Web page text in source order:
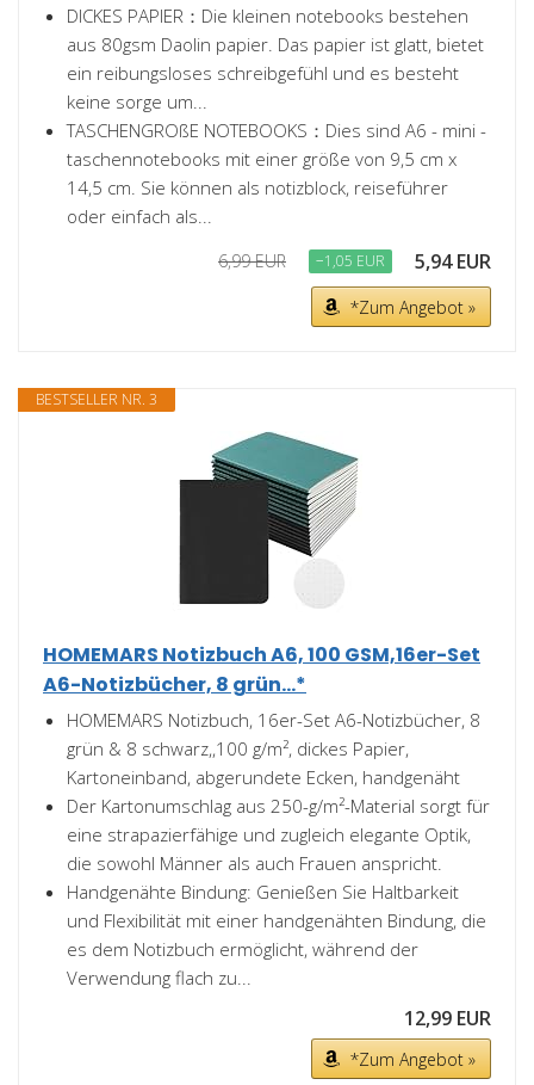
DICKES PAPIER：Die kleinen notebooks bestehen
aus 80gsm Daolin papier. Das papier ist glatt, bietet
ein reibungsloses schreibgefühl und es besteht
keine sorge um...
TASCHENGROßE NOTEBOOKS：Dies sind A6 - mini -
taschennotebooks mit einer größe von 9,5 cm x
14,5 cm. Sie können als notizblock, reiseführer
oder einfach als...
6,99 EUR −1,05 EUR 5,94 EUR
*Zum Angebot »
BESTSELLER NR. 3
HOMEMARS Notizbuch A6, 100 GSM,16er-Set
A6-Notizbücher, 8 grün...*
HOMEMARS Notizbuch, 16er-Set A6-Notizbücher, 8
grün & 8 schwarz,,100 g/m², dickes Papier,
Kartoneinband, abgerundete Ecken, handgenäht
Der Kartonumschlag aus 250-g/m²-Material sorgt für
eine strapazierfähige und zugleich elegante Optik,
die sowohl Männer als auch Frauen anspricht.
Handgenähte Bindung: Genießen Sie Haltbarkeit
und Flexibilität mit einer handgenähten Bindung, die
es dem Notizbuch ermöglicht, während der
Verwendung flach zu...
12,99 EUR
*Zum Angebot »